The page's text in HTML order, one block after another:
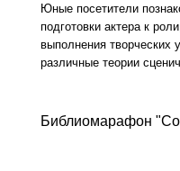
Юные посетители
подготовки актера к
выполнения творческих
различные теории
Библиомарафон